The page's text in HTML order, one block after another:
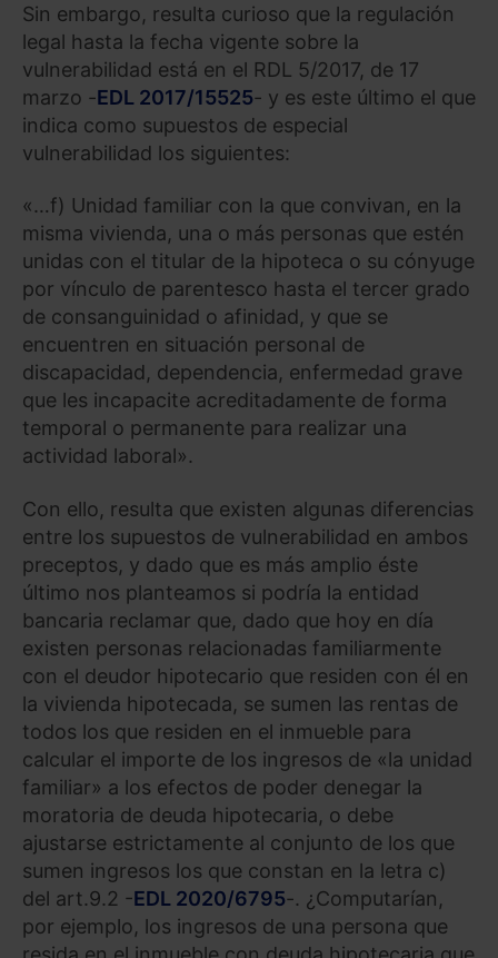
Sin embargo, resulta curioso que la regulación
legal hasta la fecha vigente sobre la
vulnerabilidad está en el RDL 5/2017, de 17
marzo -EDL 2017/15525- y es este último el que
indica como supuestos de especial
vulnerabilidad los siguientes:
«…f) Unidad familiar con la que convivan, en la
misma vivienda, una o más personas que estén
unidas con el titular de la hipoteca o su cónyuge
por vínculo de parentesco hasta el tercer grado
de consanguinidad o afinidad, y que se
encuentren en situación personal de
discapacidad, dependencia, enfermedad grave
que les incapacite acreditadamente de forma
temporal o permanente para realizar una
actividad laboral».
Con ello, resulta que existen algunas diferencias
entre los supuestos de vulnerabilidad en ambos
preceptos, y dado que es más amplio éste
último nos planteamos si podría la entidad
bancaria reclamar que, dado que hoy en día
existen personas relacionadas familiarmente
con el deudor hipotecario que residen con él en
la vivienda hipotecada, se sumen las rentas de
todos los que residen en el inmueble para
calcular el importe de los ingresos de «la unidad
familiar» a los efectos de poder denegar la
moratoria de deuda hipotecaria, o debe
ajustarse estrictamente al conjunto de los que
sumen ingresos los que constan en la letra c)
del art.9.2 -EDL 2020/6795-. ¿Computarían,
por ejemplo, los ingresos de una persona que